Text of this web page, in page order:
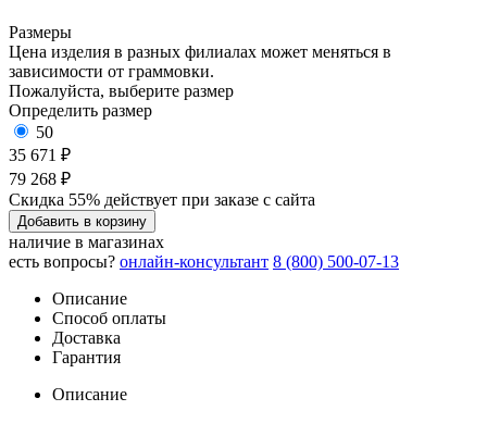
Размеры
Цена изделия в разных филиалах может меняться в
зависимости от граммовки.
Пожалуйста, выберите размер
Определить размер
50
35 671 ₽
79 268 ₽
Скидка 55% действует при заказе с сайта
Добавить в корзину
наличие в магазинах
есть вопросы? онлайн-консультант 8 (800) 500-07-13
Описание
Способ оплаты
Доставка
Гарантия
Описание